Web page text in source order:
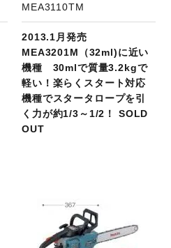
MEA3110TM
2013.1月発売
MEA3201M（32ml)に近い
機種 30mlで質量3.2kgで
軽い！楽らくスタート対応
機種でスタータロープを引
く力が約1/3～1/2！ SOLD
OUT